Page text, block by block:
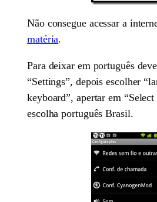
Não consegue acessar a
matéria.
Para deixar em português
“Settings”, depois escolher
keyboard”, apertar em “Select
escolha português Brasil.